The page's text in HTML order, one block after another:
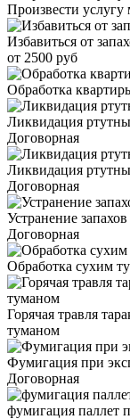
Произвести услугу
Избавиться от
от 2500 руб
Обработка
Ликвидация
Договорная
Ликвидация
Договорная
Устранение
Договорная
Обработка сухим
Горячая травля
туманом
Фумигация при
Договорная
фумигация паллет